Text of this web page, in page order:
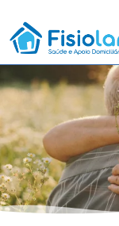
content